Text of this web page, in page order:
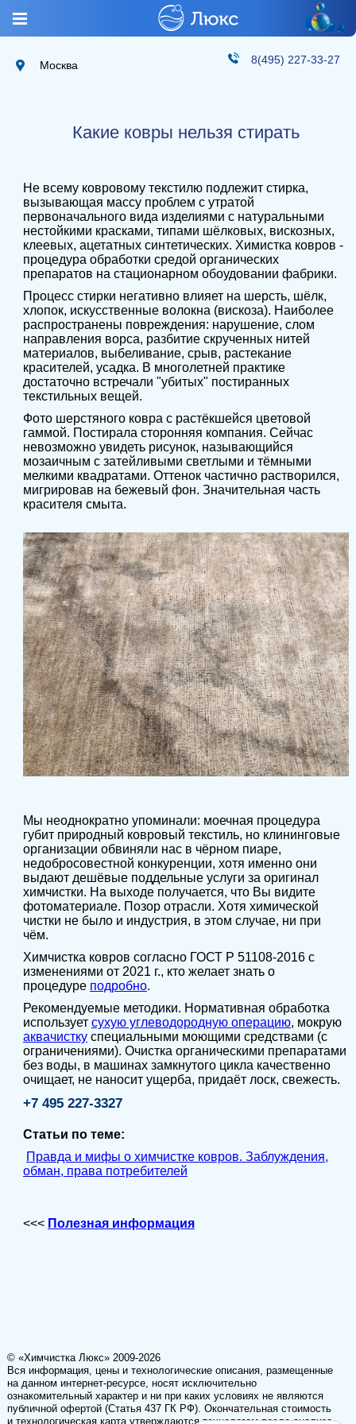
Москва 8(495) 227-33-27
Какие ковры нельзя стирать
Не всему ковровому текстилю подлежит стирка,
вызывающая массу проблем с утратой
первоначального вида изделиями с натуральными
нестойкими красками, типами шёлковых, вискозных,
клеевых, ацетатных синтетических. Химистка ковров -
процедура обработки средой органических
препаратов на стационарном обоудовании фабрики.
Процесс стирки негативно влияет на шерсть, шёлк,
хлопок, искусственные волокна (вискоза). Наиболее
распространены повреждения: нарушение, слом
направления ворса, разбитие скрученных нитей
материалов, выбеливание, срыв, растекание
красителей, усадка. В многолетней практике
достаточно встречали "убитых" постиранных
текстильных вещей.
Фото шерстяного ковра с растёкшейся цветовой
гаммой. Постирала сторонняя компания. Сейчас
невозможно увидеть рисунок, называющийся
мозаичным с затейливыми светлыми и тёмными
мелкими квадратами. Оттенок частично растворился,
мигрировав на бежевый фон. Значительная часть
красителя смыта.
Мы неоднократно упоминали: моечная процедура
губит природный ковровый текстиль, но клининговые
организации обвиняли нас в чёрном пиаре,
недобросовестной конкуренции, хотя именно они
выдают дешёвые поддельные услуги за оригинал
химчистки. На выходе получается, что Вы видите
фотоматериале. Позор отрасли. Хотя химической
чистки не было и индустрия, в этом случае, ни при
чём.
Химчистка ковров согласно ГОСТ Р 51108-2016 с
изменениями от 2021 г., кто желает знать о
процедуре подробно.
Рекомендуемые методики. Нормативная обработка
использует сухую углеводородную операцию, мокрую
аквачисткуспециальными моющими средствами (с
ограничениями). Очистка органическими препаратами
без воды, в машинах замкнутого цикла качественно
очищает, не наносит ущерба, придаёт лоск, свежесть.
+7 495 227-3327
Статьи по теме:
Правда и мифы о химчистке ковров. Заблуждения,
обман, права потребителей
<<< Полезная информация
© «Химчистка Люкс» 2009-2026
Вся информация, цены и технологические описания, размещенные
на данном интернет-ресурсе, носят исключительно
ознакомительный характер и ни при каких условиях не являются
публичной офертой (Статья 437 ГК РФ). Окончательная стоимость
и технологическая карта утверждаются технологом после анализа